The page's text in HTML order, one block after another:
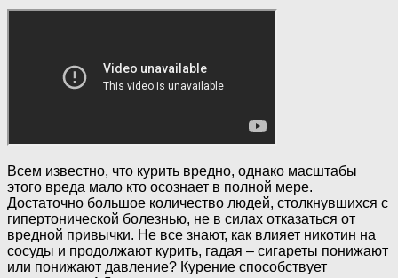
Всем известно, что курить вредно, однако масштабы
этого вреда мало кто осознает в полной мере.
Достаточно большое количество людей, столкнувшихся с
гипертонической болезнью, не в силах отказаться от
вредной привычки. Не все знают, как влияет никотин на
сосуды и продолжают курить, гадая – сигареты понижают
или понижают давление? Курение способствует